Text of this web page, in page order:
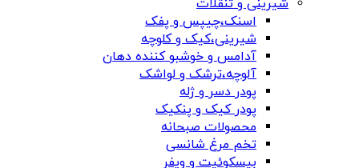
شیرینی و تنقلات
اسنک،چیپس و پفک
شیرینی،کیک و کلوچه
آدامس و خوشبو کننده دهان
آلوچه،ترشک و لواشک
پودر دسر و ژله
پودر کیک و پنکیک
محصولات صبحانه
تخم مرغ شانسی
بیسکوئیت و ویفر